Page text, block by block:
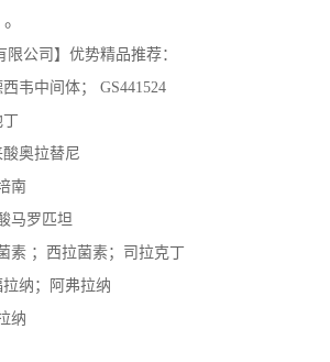
限公司】优势精品推荐：
西韦中间体； GS441524
丁
酸奥拉替尼
南
马罗匹坦
素 ；西拉菌素；司拉克丁
拉纳；阿弗拉纳
纳